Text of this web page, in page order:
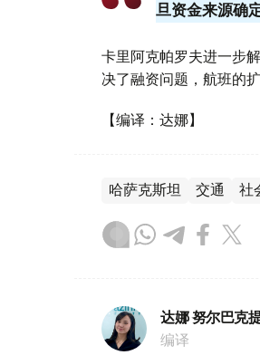
旦资金来源确
卡里阿克帕罗夫进一步
决了融资问题，航班的
【编译：达娜】
哈萨克斯坦 交通 社
达娜 努尔巴克
编译